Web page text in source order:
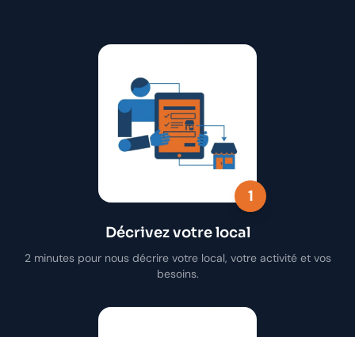
1
Décrivez votre local
2 minutes pour nous décrire votre local, votre activité et vos
besoins.